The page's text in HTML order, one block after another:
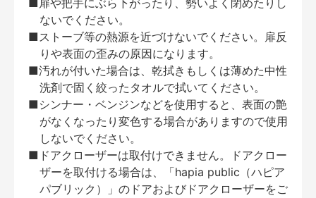
■扉や把手にぶら下がったり、勢いよく閉めたりし
ないでください。
■ストーブ等の熱源を近づけないでください。扉反
りや表面の歪みの原因になります。
■汚れが付いた場合は、乾拭きもしくは薄めた中性
洗剤で固く絞ったタオルで拭いてください。
■シンナー・ベンジンなどを使用すると、表面の艶
がなくなったり変色する場合がありますので使用
しないでください。
■ドアクローザーは取付けできません。ドアクロー
ザーを取付ける場合は、「hapia public（ハピア
パブリック）」のドアおよびドアクローザーをご